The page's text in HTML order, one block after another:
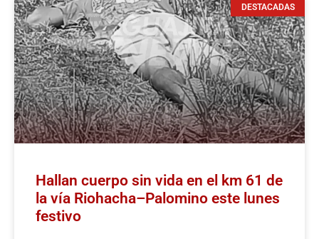
DESTACADAS
Hallan cuerpo sin vida en el km 61 de
la vía Riohacha–Palomino este lunes
festivo